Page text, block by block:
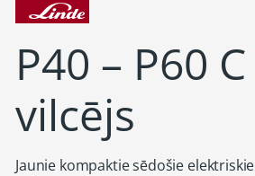
P40 – P60
vilcējs
Jaunie kompaktie sēdošie